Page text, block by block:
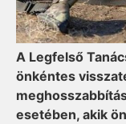
A Legfelső
önkéntes
esetében, akik